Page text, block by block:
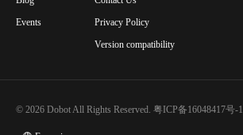
Events
Privacy Policy
Version compatibility
© 2026 Dobot All Rights Reserved. 粤ICP备16048417号-1